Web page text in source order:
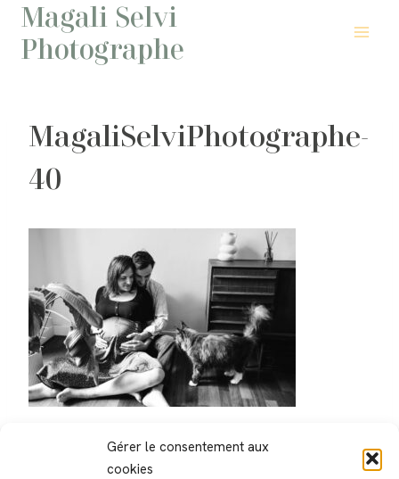
Gérer le consentement aux
cookies
Aller
contenu
Magali Selvi
Photographe
MagaliSelviPhotographe-
40